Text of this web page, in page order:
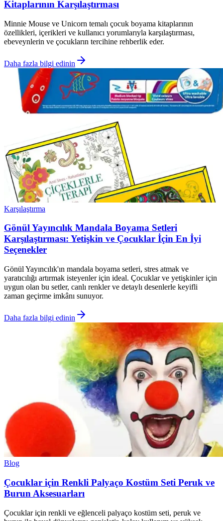
Kitaplarının Karşılaştırması
Minnie Mouse ve Unicorn temalı çocuk boyama kitaplarının
özellikleri, içerikleri ve kullanıcı yorumlarıyla karşılaştırması,
ebeveynlerin ve çocukların tercihine rehberlik eder.
Daha fazla bilgi edinin
Karşılaştırma
Gönül Yayıncılık Mandala Boyama Setleri
Karşılaştırması: Yetişkin ve Çocuklar İçin En İyi
Seçenekler
Gönül Yayıncılık'ın mandala boyama setleri, stres atmak ve
yaratıcılığı artırmak isteyenler için ideal. Çocuklar ve yetişkinler için
uygun olan bu setler, canlı renkler ve detaylı desenlerle keyifli
zaman geçirme imkânı sunuyor.
Daha fazla bilgi edinin
Blog
Çocuklar için Renkli Palyaço Kostüm Seti Peruk ve
Burun Aksesuarları
Çocuklar için renkli ve eğlenceli palyaço kostüm seti, peruk ve